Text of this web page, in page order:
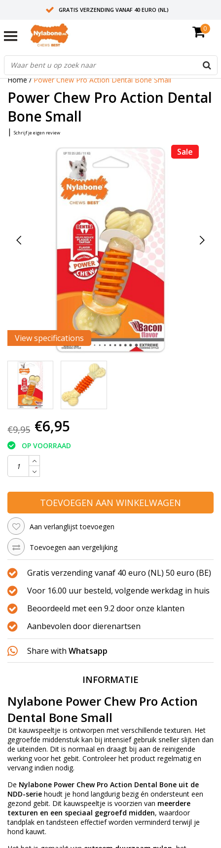
GRATIS VERZENDING VANAF 40 EURO (NL)
0
Home/Power Chew Pro Action Dental Bone Small
Power Chew Pro Action Dental
Bone Small
| Schrijf je eigen review
Sale
View specifications
€9,95 €6,95
OP VOORRAAD
TOEVOEGEN AAN WINKELWAGEN
Aan verlanglijst toevoegen
Toevoegen aan vergelijking
Gratis verzending vanaf 40 euro (NL) 50 euro (BE)
Voor 16.00 uur besteld, volgende werkdag in huis
Beoordeeld met een 9.2 door onze klanten
Aanbevolen door dierenartsen
Share with Whatsapp
INFORMATIE
Nylabone Power Chew Pro Action
Dental Bone Small
Dit kauwspeeltje is ontworpen met verschillende texturen. Het
gegroefde middenstuk kan bij intensief gebruik sneller slijten dan
de uiteinden. Dit is normaal en draagt bij aan de reinigende
werking voor het gebit. Controleer het product regelmatig en
vervang indien nodig.
De Nylabone Power Chew Pro Action Dental Bone uit de
NDD-serie houdt je hond langdurig bezig én ondersteunt een
gezond gebit. Dit kauwspeeltje is voorzien van meerdere
texturen en een speciaal gegroefd midden, waardoor
tandplak en tandsteen effectief worden verminderd terwijl je
hond kauwt.